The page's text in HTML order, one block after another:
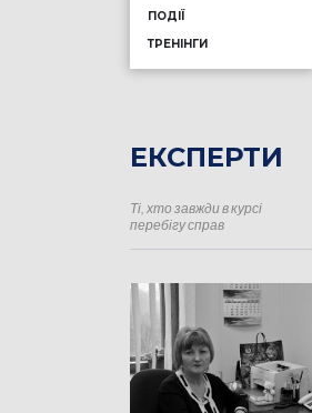
ПОДІЇ
ТРЕНІНГИ
ЕКСПЕРТИ
Ті, хто завжди в курсі
перебігу справ